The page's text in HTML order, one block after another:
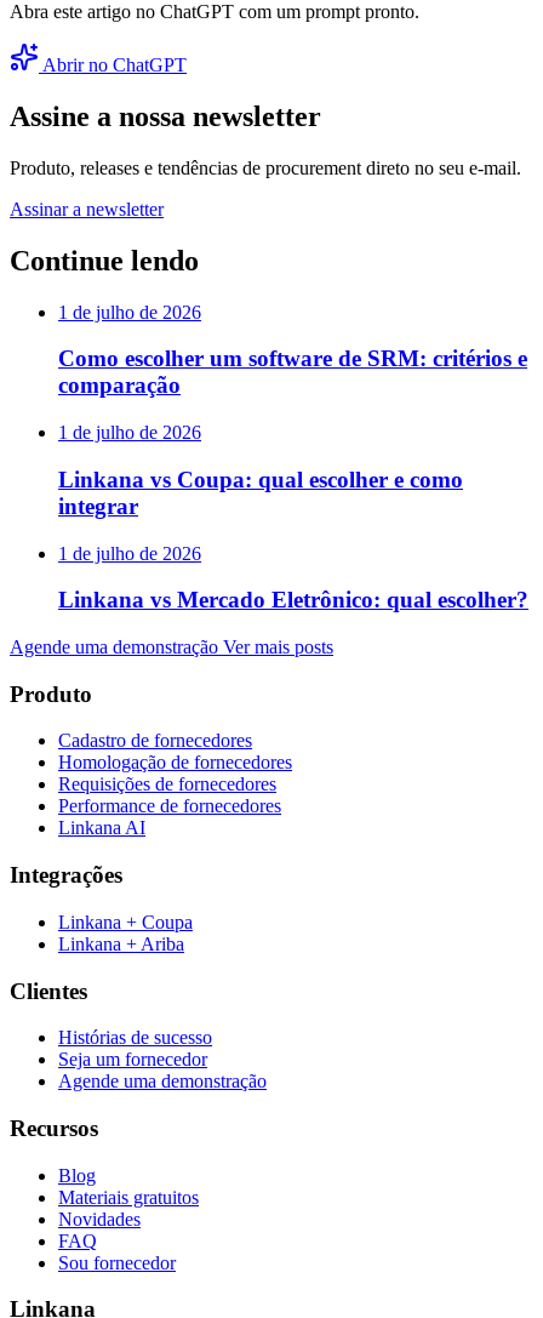
Abra este artigo no ChatGPT com um prompt pronto.
Abrir no ChatGPT
Assine a nossa newsletter
Produto, releases e tendências de procurement direto no seu e-mail.
Assinar a newsletter
Continue lendo
1 de julho de 2026
Como escolher um software de SRM: critérios e
comparação
1 de julho de 2026
Linkana vs Coupa: qual escolher e como
integrar
1 de julho de 2026
Linkana vs Mercado Eletrônico: qual escolher?
Agende uma demonstração Ver mais posts
Produto
Cadastro de fornecedores
Homologação de fornecedores
Requisições de fornecedores
Performance de fornecedores
Linkana AI
Integrações
Linkana + Coupa
Linkana + Ariba
Clientes
Histórias de sucesso
Seja um fornecedor
Agende uma demonstração
Recursos
Blog
Materiais gratuitos
Novidades
FAQ
Sou fornecedor
Linkana